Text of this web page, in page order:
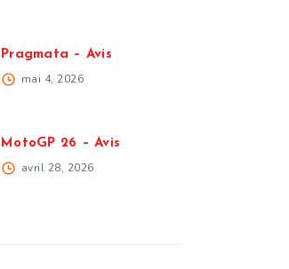
Pragmata – Avis
mai 4, 2026
MotoGP 26 – Avis
avril 28, 2026